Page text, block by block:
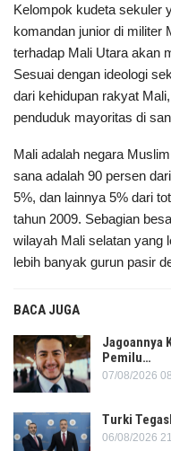
Kelompok kudeta sekuler
komandan junior di militer
terhadap Mali Utara akan
Sesuai dengan ideologi
dari kehidupan rakyat
penduduk mayoritas di
Mali adalah negara
sana adalah 90 persen
5%, dan lainnya 5% dari
tahun 2009. Sebagian
wilayah Mali selatan yang
lebih banyak gurun pasir
BACA JUGA
Jagoannya
Pemilu…
07/08/2026
Turki
06/08/2026